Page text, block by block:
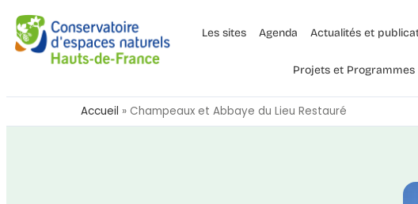
Les sites Agenda Actualités et
Projets et Programmes
Accueil » Champeaux et Abbaye du Lieu Restauré